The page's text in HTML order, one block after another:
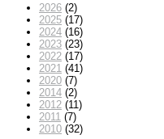
2026 (2)
2025 (17)
2024 (16)
2023 (23)
2022 (17)
2021 (41)
2020 (7)
2014 (2)
2012 (11)
2011 (7)
2010 (32)